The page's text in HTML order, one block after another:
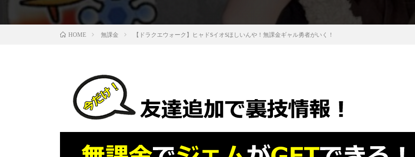
HOME 無課金 【ドラクエウォーク】ヒャドSイオSほしいんや！無課金ギャル勇者がいく！